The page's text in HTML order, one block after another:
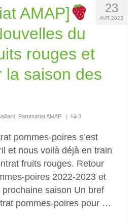
23
AVR 2023
AMAP]
du
rouges et
la saison des
Partenariat AMAP | 3
pommes-poires s’est
et nous voilà déjà en train
fruits rouges. Retour
poires 2022-2023 et
saison Un bref
pommes-poires pour …